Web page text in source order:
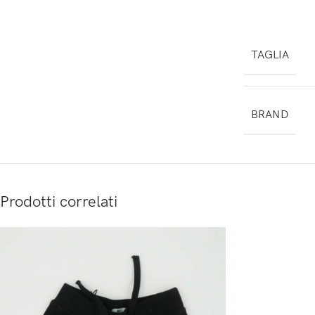
TAGLIA
BRAND
Prodotti correlati